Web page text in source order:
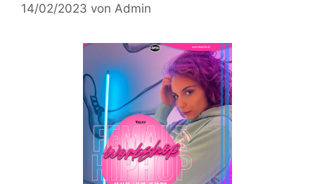
14/02/2023 von Admin